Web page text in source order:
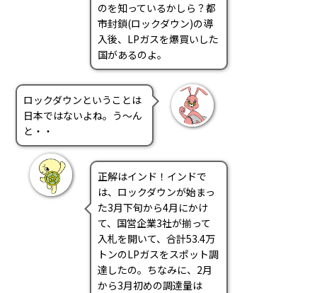
のを知っているかしら？都
市封鎖(ロックダウン)の導
入後、LPガスを爆買いした
国があるのよ。
ロックダウンということは
日本ではないよね。う～ん
と・・
正解はインド！インドで
は、ロックダウンが始まっ
た3月下旬から4月にかけ
て、国営企業3社が揃って
入札を開いて、合計53.4万
トンのLPガスをスポット調
達したの。ちなみに、2月
から3月初めの調達量は